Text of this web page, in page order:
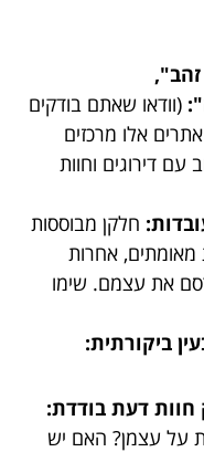
(וודאו שאתם בודקים
אלו מרכזים
דירוגים וחוות
חלקן מבוססות
מאומתים, אחרות
את עצמם. שימו
ביקורתית:
דעת בודדת:
על עצמן? האם יש